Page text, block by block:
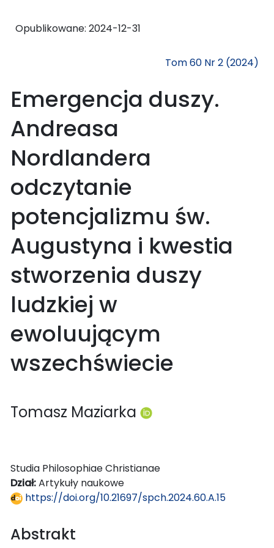
Opublikowane: 2024-12-31
Tom 60 Nr 2 (2024)
Emergencja duszy.
Andreasa
Nordlandera
odczytanie
potencjalizmu św.
Augustyna i kwestia
stworzenia duszy
ludzkiej w
ewoluującym
wszechświecie
Tomasz Maziarka
Studia Philosophiae Christianae
Dział:Artykuły naukowe
https://doi.org/10.21697/spch.2024.60.A.15
Abstrakt